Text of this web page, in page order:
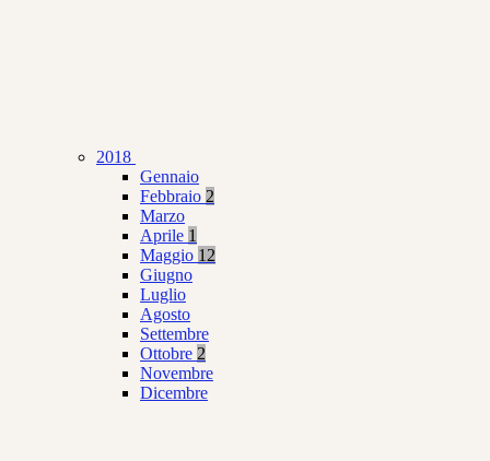
2018
Gennaio
Febbraio 2
Marzo
Aprile 1
Maggio 12
Giugno
Luglio
Agosto
Settembre
Ottobre 2
Novembre
Dicembre